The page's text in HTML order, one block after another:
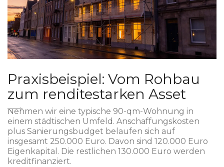
Praxisbeispiel: Vom Rohbau
zum renditestarken Asset
Nehmen wir eine typische 90-qm-Wohnung in
einem städtischen Umfeld. Anschaffungskosten
plus Sanierungsbudget belaufen sich auf
insgesamt 250.000 Euro. Davon sind 120.000 Euro
Eigenkapital. Die restlichen 130.000 Euro werden
kreditfinanziert.